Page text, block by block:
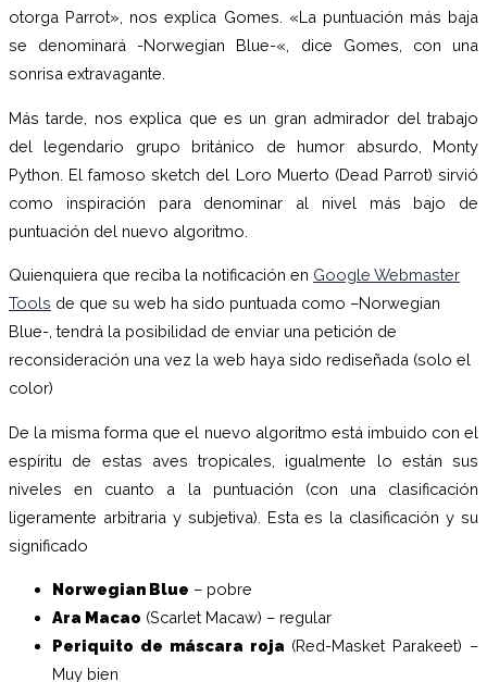
otorga Parrot», nos explica Gomes. «La puntuación más baja
se denominará -Norwegian Blue-«, dice Gomes, con una
sonrisa extravagante.
Más tarde, nos explica que es un gran admirador del trabajo
del legendario grupo británico de humor absurdo, Monty
Python. El famoso sketch del Loro Muerto (Dead Parrot) sirvió
como inspiración para denominar al nivel más bajo de
puntuación del nuevo algoritmo.
Quienquiera que reciba la notificación en Google Webmaster
Tools de que su web ha sido puntuada como –Norwegian
Blue-, tendrá la posibilidad de enviar una petición de
reconsideración una vez la web haya sido rediseñada (solo el
color)
De la misma forma que el nuevo algoritmo está imbuido con el
espíritu de estas aves tropicales, igualmente lo están sus
niveles en cuanto a la puntuación (con una clasificación
ligeramente arbitraria y subjetiva). Esta es la clasificación y su
significado
Norwegian Blue – pobre
Ara Macao (Scarlet Macaw) – regular
Periquito de máscara roja (Red-Masket Parakeet) –
Muy bien